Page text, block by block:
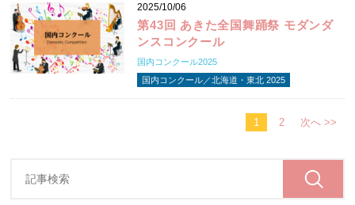
2025/10/06
第43回 あきた全国舞踊祭 モダンダ
ンスコンクール
国内コンクール2025
国内コンクール／北海道・東北 2025
1 2 次へ >>